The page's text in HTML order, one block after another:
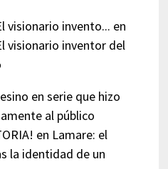
visionario invento... en
visionario inventor del
en serie que hizo
al público
en Lamare: el
la identidad de un